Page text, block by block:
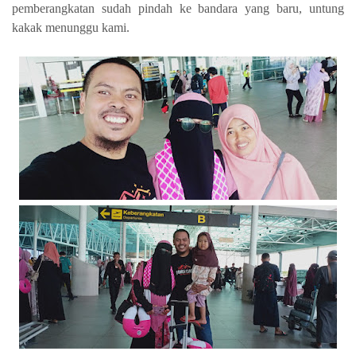
pemberangkatan sudah pindah ke bandara yang baru, untung
kakak menunggu kami.